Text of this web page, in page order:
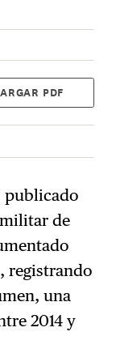
PDF
publicado
de
registrando
una
2014 y